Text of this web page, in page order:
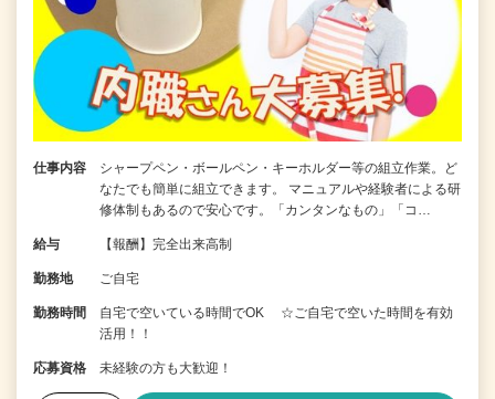
仕事内容
シャープペン・ボールペン・キーホルダー等の組立作業。ど
なたでも簡単に組立できます。 マニュアルや経験者による研
修体制もあるので安心です。「カンタンなもの」「コ…
給与 【報酬】完全出来高制
勤務地 ご自宅
勤務時間
自宅で空いている時間でOK ☆ご自宅で空いた時間を有効
活用！！
応募資格 未経験の方も大歓迎！